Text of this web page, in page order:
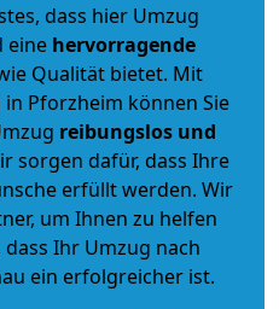
dass hier Umzug
eine hervorragende
Qualität bietet. Mit
Pforzheim können Sie
reibungslos und
sorgen dafür, dass Ihre
erfüllt werden. Wir
um Ihnen zu helfen
Ihr Umzug nach
ein erfolgreicher ist.